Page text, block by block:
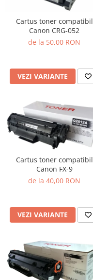
Cartus toner compatibil
Canon CRG-052
de la 50,00 RON
VEZI VARIANTE
Cartus toner compatibil
Canon FX-9
de la 40,00 RON
VEZI VARIANTE